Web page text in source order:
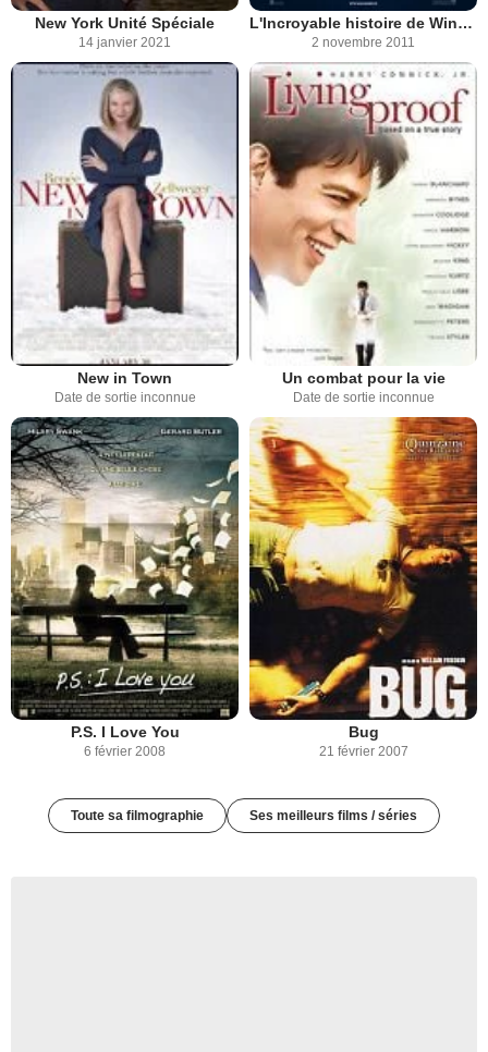
New York Unité Spéciale
14 janvier 2021
L'Incroyable histoire de Winter le dauphin
2 novembre 2011
New in Town
Date de sortie inconnue
Un combat pour la vie
Date de sortie inconnue
P.S. I Love You
6 février 2008
Bug
21 février 2007
Toute sa filmographie Ses meilleurs films / séries